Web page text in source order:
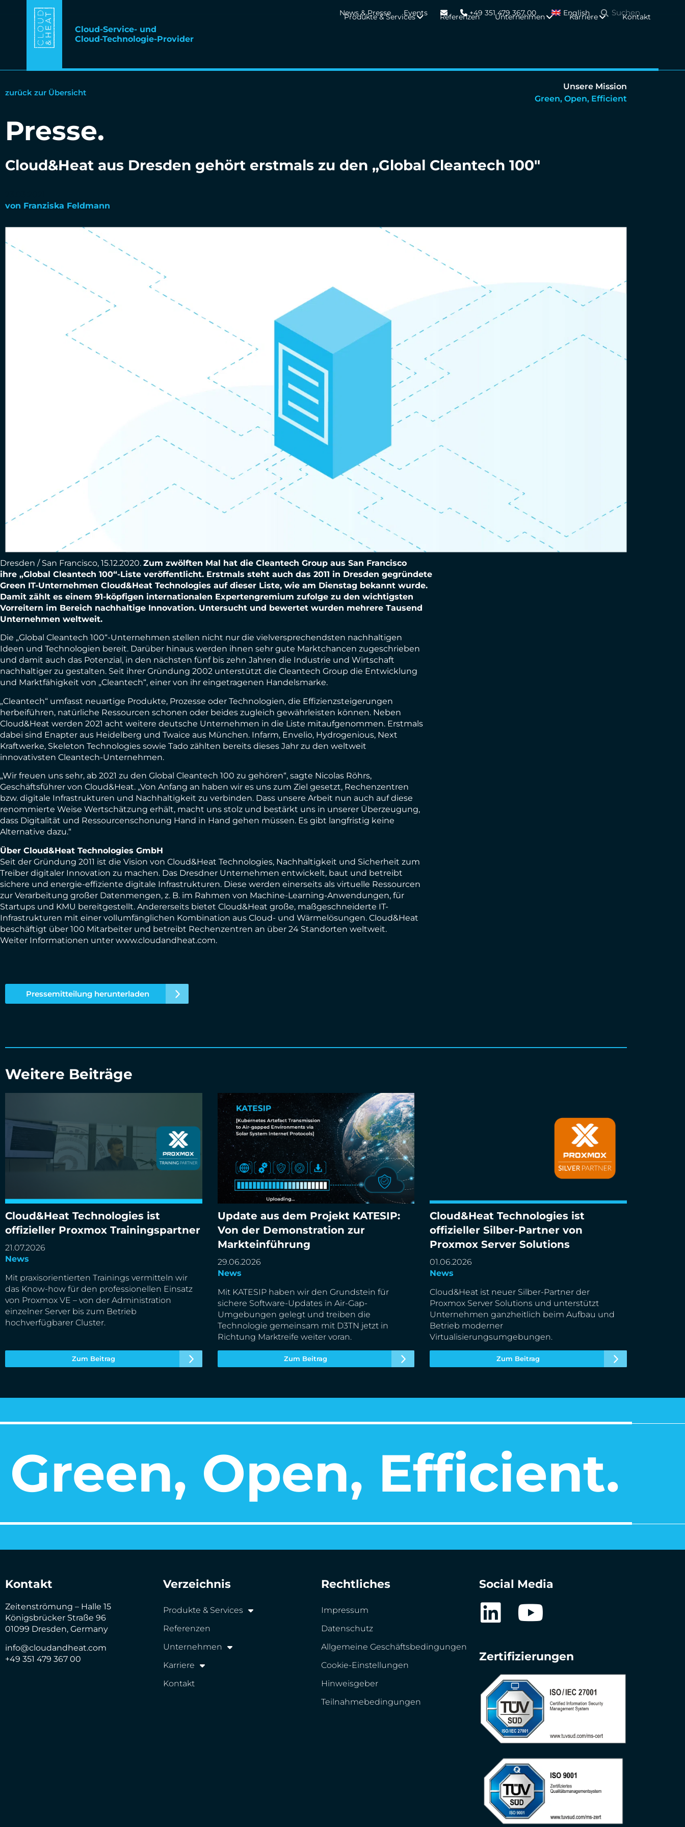
Cloud-Service- und
Cloud-Technologie-Provider
Produkte & Services Referenzen Unternehmen Karriere Kontakt
News & Presse Events +49 351 479 367 00 English
zurück zur Übersicht
Unsere Mission
Green, Open, Efficient
Presse.
Cloud&Heat aus Dresden gehört erstmals zu den „Global Cleantech 100″
von Franziska Feldmann
Dresden / San Francisco, 15.12.2020. Zum zwölften Mal hat die Cleantech Group aus San Francisco
ihre „Global Cleantech 100“-Liste veröffentlicht. Erstmals steht auch das 2011 in Dresden gegründete
Green IT-Unternehmen Cloud&Heat Technologies auf dieser Liste, wie am Dienstag bekannt wurde.
Damit zählt es einem 91-köpfigen internationalen Expertengremium zufolge zu den wichtigsten
Vorreitern im Bereich nachhaltige Innovation. Untersucht und bewertet wurden mehrere Tausend
Unternehmen weltweit.
Die „Global Cleantech 100“-Unternehmen stellen nicht nur die vielversprechendsten nachhaltigen
Ideen und Technologien bereit. Darüber hinaus werden ihnen sehr gute Marktchancen zugeschrieben
und damit auch das Potenzial, in den nächsten fünf bis zehn Jahren die Industrie und Wirtschaft
nachhaltiger zu gestalten. Seit ihrer Gründung 2002 unterstützt die Cleantech Group die Entwicklung
und Marktfähigkeit von „Cleantech“, einer von ihr eingetragenen Handelsmarke.
„Cleantech“ umfasst neuartige Produkte, Prozesse oder Technologien, die Effizienzsteigerungen
herbeiführen, natürliche Ressourcen schonen oder beides zugleich gewährleisten können. Neben
Cloud&Heat werden 2021 acht weitere deutsche Unternehmen in die Liste mitaufgenommen. Erstmals
dabei sind Enapter aus Heidelberg und Twaice aus München. Infarm, Envelio, Hydrogenious, Next
Kraftwerke, Skeleton Technologies sowie Tado zählten bereits dieses Jahr zu den weltweit
innovativsten Cleantech-Unternehmen.
„Wir freuen uns sehr, ab 2021 zu den Global Cleantech 100 zu gehören“, sagte Nicolas Röhrs,
Geschäftsführer von Cloud&Heat. „Von Anfang an haben wir es uns zum Ziel gesetzt, Rechenzentren
bzw. digitale Infrastrukturen und Nachhaltigkeit zu verbinden. Dass unsere Arbeit nun auch auf diese
renommierte Weise Wertschätzung erhält, macht uns stolz und bestärkt uns in unserer Überzeugung,
dass Digitalität und Ressourcenschonung Hand in Hand gehen müssen. Es gibt langfristig keine
Alternative dazu.“
Über Cloud&Heat Technologies GmbH
Seit der Gründung 2011 ist die Vision von Cloud&Heat Technologies, Nachhaltigkeit und Sicherheit zum
Treiber digitaler Innovation zu machen. Das Dresdner Unternehmen entwickelt, baut und betreibt
sichere und energie-effiziente digitale Infrastrukturen. Diese werden einerseits als virtuelle Ressourcen
zur Verarbeitung großer Datenmengen, z. B. im Rahmen von Machine-Learning-Anwendungen, für
Startups und KMU bereitgestellt. Andererseits bietet Cloud&Heat große, maßgeschneiderte IT-
Infrastrukturen mit einer vollumfänglichen Kombination aus Cloud- und Wärmelösungen. Cloud&Heat
beschäftigt über 100 Mitarbeiter und betreibt Rechenzentren an über 24 Standorten weltweit.
Weiter Informationen unter www.cloudandheat.com.
Pressemitteilung herunterladen
Weitere Beiträge
Cloud&Heat Technologies ist
offizieller Proxmox Trainingspartner
21.07.2026
News
Mit praxisorientierten Trainings vermitteln wir
das Know-how für den professionellen Einsatz
von Proxmox VE – von der Administration
einzelner Server bis zum Betrieb
hochverfügbarer Cluster.
Zum Beitrag
Cloud&Heat Technologies ist offizieller Proxmox
Trainingspartner
Update aus dem Projekt KATESIP:
Von der Demonstration zur
Markteinführung
29.06.2026
News
Mit KATESIP haben wir den Grundstein für
sichere Software-Updates in Air-Gap-
Umgebungen gelegt und treiben die
Technologie gemeinsam mit D3TN jetzt in
Richtung Marktreife weiter voran.
Zum Beitrag
Update aus dem Projekt KATESIP: Von der
Demonstration zur Markteinführung
Cloud&Heat Technologies ist
offizieller Silber-Partner von
Proxmox Server Solutions
01.06.2026
News
Cloud&Heat ist neuer Silber-Partner der
Proxmox Server Solutions und unterstützt
Unternehmen ganzheitlich beim Aufbau und
Betrieb moderner
Virtualisierungsumgebungen.
Zum Beitrag
Cloud&Heat Technologies ist offizieller Silber-
Partner von Proxmox Server Solutions
Green, Open, Efficient.
Kontakt
Zeitenströmung – Halle 15
Königsbrücker Straße 96
01099 Dresden, Germany
info@cloudandheat.com
+49 351 479 367 00
Verzeichnis
Produkte & Services
Referenzen
Unternehmen
Karriere
Kontakt
Rechtliches
Impressum
Datenschutz
Allgemeine Geschäftsbedingungen
Cookie-Einstellungen
Hinweisgeber
Teilnahmebedingungen
Social Media
Zertifizierungen